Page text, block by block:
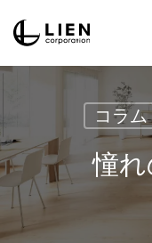
content
コラム
憧れ